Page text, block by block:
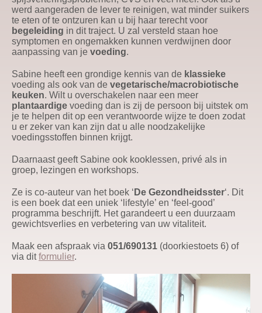
werd aangeraden de lever te reinigen, wat minder suikers
te eten of te ontzuren kan u bij haar terecht voor
begeleiding in dit traject. U zal versteld staan hoe
symptomen en ongemakken kunnen verdwijnen door
aanpassing van je voeding.
Sabine heeft een grondige kennis van de klassieke
voeding als ook van de vegetarische/macrobiotische
keuken. Wilt u overschakelen naar een meer
plantaardige voeding dan is zij de persoon bij uitstek om
je te helpen dit op een verantwoorde wijze te doen zodat
u er zeker van kan zijn dat u alle noodzakelijke
voedingsstoffen binnen krijgt.
Daarnaast geeft Sabine ook kooklessen, privé als in
groep, lezingen en workshops.
Ze is co-auteur van het boek ‘ De Gezondheidsster‘. Dit
is een boek dat een uniek ‘lifestyle’ en ‘feel-good’
programma beschrijft. Het garandeert u een duurzaam
gewichtsverlies en verbetering van uw vitaliteit.
Maak een afspraak via 051/690131 (doorkiestoets 6) of
via ditformulier.